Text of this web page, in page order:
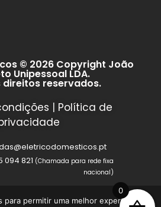
© 2026 Copyright João
Unipessoal LDA.
direitos reservados.
| Política de
094 821 (Chamada para rede fixa
nacional)
0
permitir uma melhor experiência